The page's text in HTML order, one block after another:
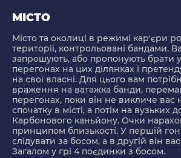
МІСТО
Місто та околиці в режимі кар'єри
території, контрольовані бандами.
запрошують, або пропонують брати
перегонах на цих ділянках і
на свої власні. Для цього вам
враження на ватажка банди,
перегонах, поки він не викличе вас
спочатку в місті, а потім на вузьких
Карбонового каньйону. Очки
принципом близькості. У першій
слідувати за босом, а в другій він
Загалом у грі 4 поєдинки з босом.